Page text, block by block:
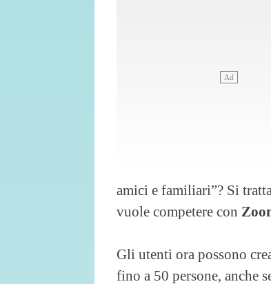
amici e familiari”? Si
vuole competere con
Gli utenti ora possono
fino a 50 persone, anche